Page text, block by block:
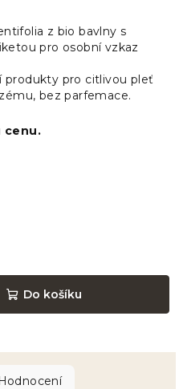
z bio bavlny s
pro osobní vzkaz
produkty pro citlivou pleť
bez parfemace.
cenu.
Do košíku
Hodnocení